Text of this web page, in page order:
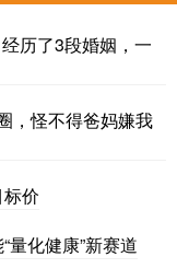
历了3段婚姻，一
，怪不得爸妈嫌我
价
量化健康”新赛道